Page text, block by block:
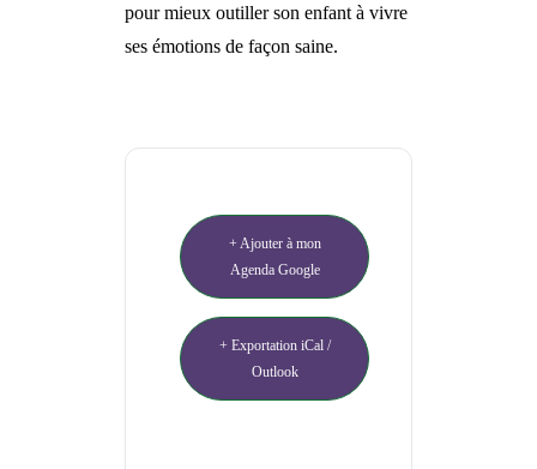
pour mieux outiller son enfant à vivre
ses émotions de façon saine.
+ Ajouter à mon
Agenda Google
+ Exportation iCal /
Outlook